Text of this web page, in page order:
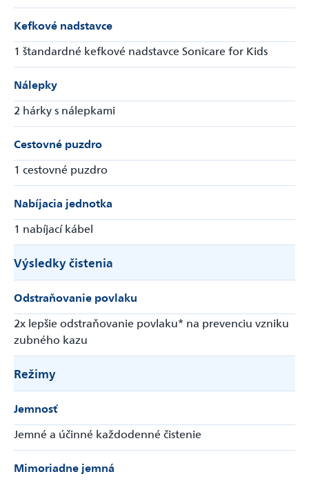
Kefkové nadstavce
1 štandardné kefkové nadstavce Sonicare for Kids
Nálepky
2 hárky s nálepkami
Cestovné puzdro
1 cestovné puzdro
Nabíjacia jednotka
1 nabíjací kábel
Výsledky čistenia
Odstraňovanie povlaku
2x lepšie odstraňovanie povlaku* na prevenciu vzniku
zubného kazu
Režimy
Jemnosť
Jemné a účinné každodenné čistenie
Mimoriadne jemná